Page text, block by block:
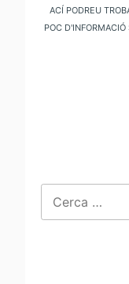
Ací podreu
poc d'informació